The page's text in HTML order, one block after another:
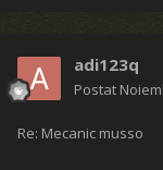
adi123q
Postat
Re: Mecanic musso